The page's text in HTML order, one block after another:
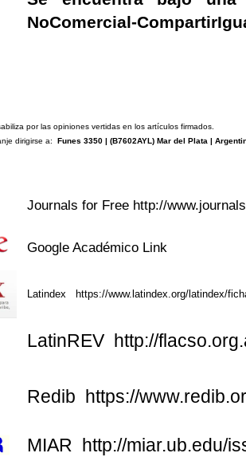
NoComercial-
por las opiniones vertidas en los artículos firmados.
dirigirse a: Funes 3350 | (B7602AYL) Mar del Plata |
Journals for Free http://
Google Académico Link
Latindex https://www.latindex.org/latindex/
LatinREV http://
Redib https://
MIAR http://miar.ub.edu/